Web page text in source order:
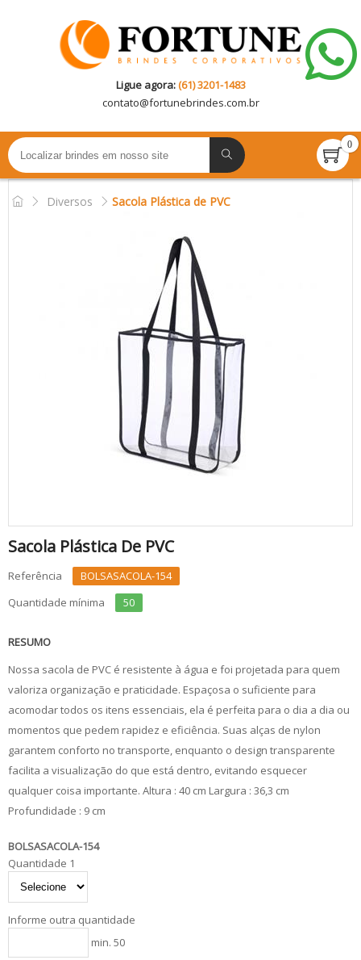
Ligue agora:(61) 3201-1483
contato@fortunebrindes.com.br
0
Diversos Sacola Plástica de PVC
Sacola Plástica De PVC
Referência
BOLSASACOLA-154
Quantidade mínima
50
RESUMO
Nossa sacola de PVC é resistente à água e foi projetada para quem
valoriza organização e praticidade. Espaçosa o suficiente para
acomodar todos os itens essenciais, ela é perfeita para o dia a dia ou
momentos que pedem rapidez e eficiência. Suas alças de nylon
garantem conforto no transporte, enquanto o design transparente
facilita a visualização do que está dentro, evitando esquecer
qualquer coisa importante. Altura : 40 cm Largura : 36,3 cm
Profundidade : 9 cm
BOLSASACOLA-154
Quantidade 1
Informe outra quantidade
min. 50